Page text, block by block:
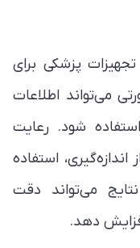
پزشکی برای
می‌تواند اطلاعات
شود. رعایت
استفاده
می‌تواند دقت
دهد.